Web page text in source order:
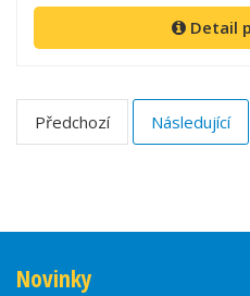
Detail
Předchozí Následující
Novinky